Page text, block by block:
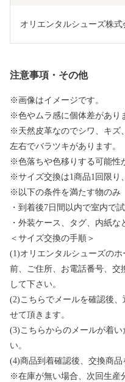
オリエンタルシューズ株式
注意事項・その他
※画像はイメージです。
※色やムラ感に個体差があり
※天然皮革なのでシワ、キズ
左右でバラツキがあります。
※色落ちや色移りする可能性
※サイズ交換は1商品1回限り
※以下の条件を満たす物のみ
・到着後7日間以内で室内で
・外装ケース、タグ、内紙
＜サイズ交換の手順＞
(1)オリエンタルシューズの
前、ご住所、お電話番号、交
して下さい。
(2)こちらでメールを確認後
せて頂きます。
(3)こちらからのメールが着
い。
(4)商品到着確認後、交換商品
※在庫が無い場合、次回生産